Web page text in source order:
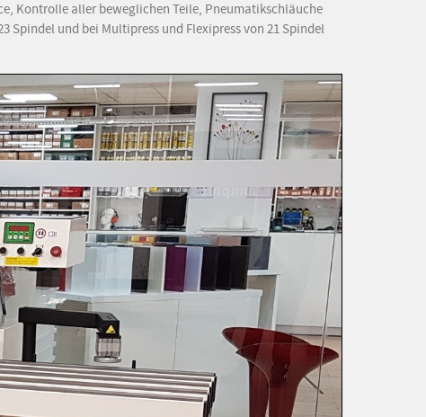
Kontrolle aller beweglichen Teile, Pneumatikschläuche
Spindel und bei Multipress und Flexipress von 21 Spindel